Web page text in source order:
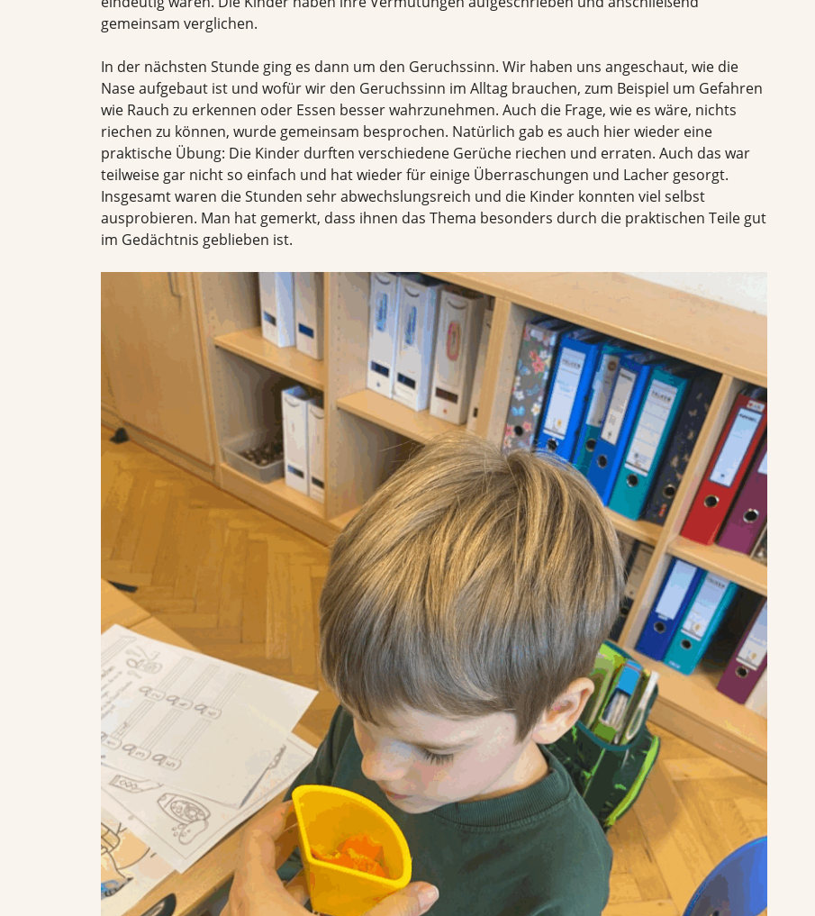
gemeinsam verglichen.
In der nächsten Stunde ging es dann um den Geruchssinn. Wir haben uns angeschaut, wie die
Nase aufgebaut ist und wofür wir den Geruchssinn im Alltag brauchen, zum Beispiel um Gefahren
wie Rauch zu erkennen oder Essen besser wahrzunehmen. Auch die Frage, wie es wäre, nichts
riechen zu können, wurde gemeinsam besprochen. Natürlich gab es auch hier wieder eine
praktische Übung: Die Kinder durften verschiedene Gerüche riechen und erraten. Auch das war
teilweise gar nicht so einfach und hat wieder für einige Überraschungen und Lacher gesorgt.
Insgesamt waren die Stunden sehr abwechslungsreich und die Kinder konnten viel selbst
ausprobieren. Man hat gemerkt, dass ihnen das Thema besonders durch die praktischen Teile gut
im Gedächtnis geblieben ist.